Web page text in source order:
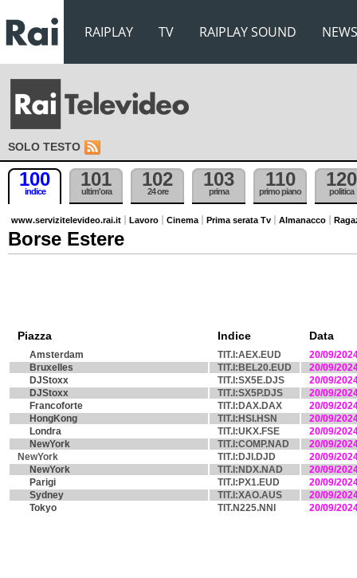
RAIPLAY TV RAIPLAY SOUND NEWS
SOLO TESTO
100
indice
101
ultim'ora
102
24 ore
103
prima
110
primo piano
120
politica
www.servizitelevideo.rai.it Lavoro Cinema Prima serata Tv Almanacco
Borse Estere
Piazza Indice Data
Amsterdam TIT.I:AEX.EUD
20/09/
Bruxelles
TIT.I:BEL20.EUD
20/09/
DJStoxx
TIT.I:SX5E.DJS
20/09/
DJStoxx
TIT.I:SX5P.DJS
20/09/
Francoforte
TIT.I:DAX.DAX
20/09/
HongKong
TIT.I:HSI.HSN
20/09/
Londra
TIT.I:UKX.FSE
20/09/
NewYork
TIT.I:COMP.NAD
20/09/
NewYork
TIT.I:DJI.DJD
20/09/
NewYork
TIT.I:NDX.NAD
20/09/
Parigi
TIT.I:PX1.EUD
20/09/
Sydney
TIT.I:XAO.AUS
20/09/
Tokyo
TIT.N225.NNI 20/09/